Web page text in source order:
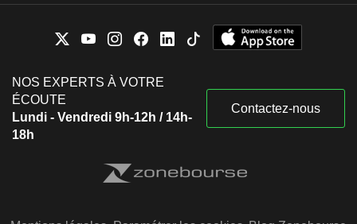
NOS EXPERTS À VOTRE
ÉCOUTE
Lundi - Vendredi 9h-12h / 14h-
18h
Contactez-nous